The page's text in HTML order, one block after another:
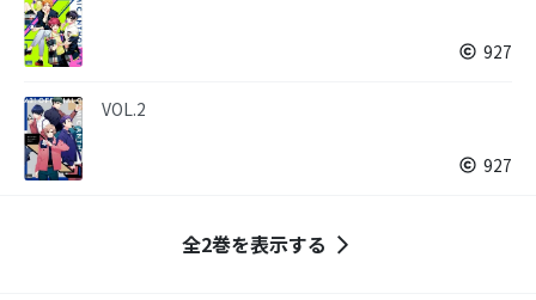
927
VOL.2
927
全2巻を表示する